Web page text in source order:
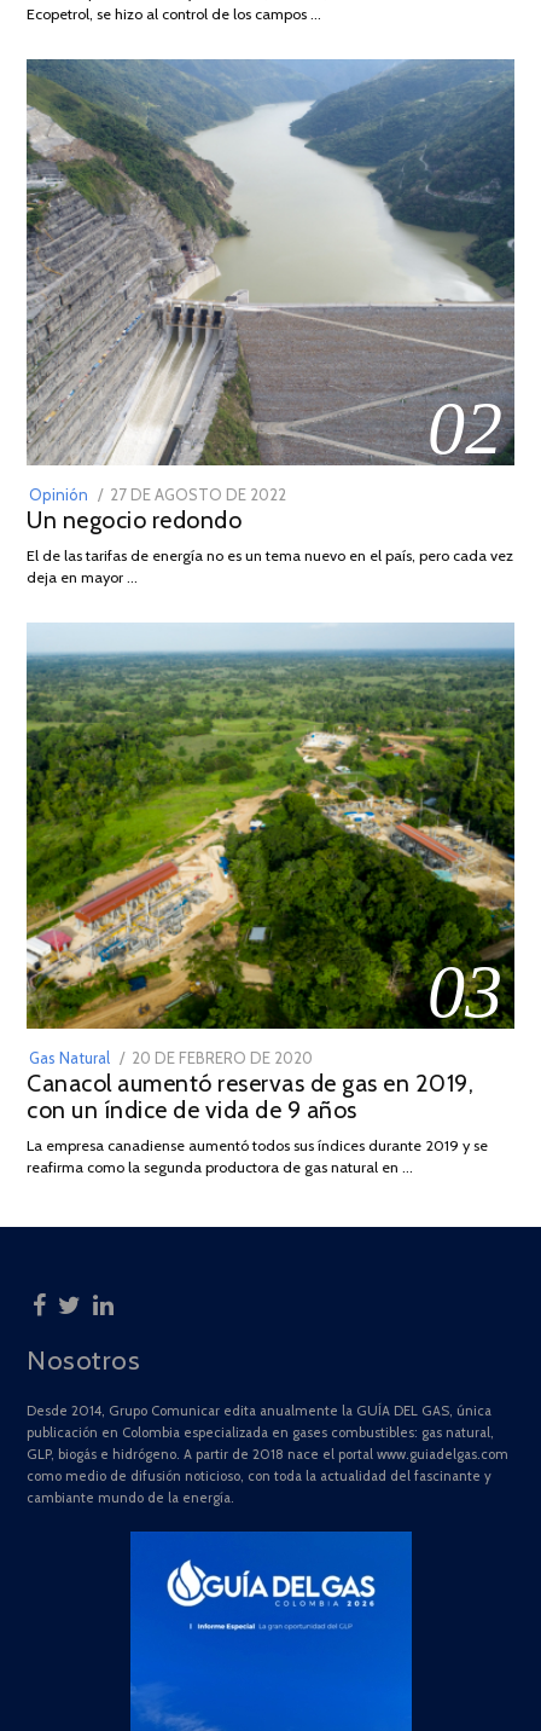
Ecopetrol, se hizo al control de los campos …
02
Opinión
POSTED
ON
27 DE AGOSTO DE 2022
DE
Un negocio redondo
El de las tarifas de energía no es un tema nuevo en el país, pero cada vez
deja en mayor …
03
Gas Natural
POSTED
ON
20 DE FEBRERO DE 2020
DE
JULIO
2025
Canacol aumentó reservas de gas en 2019,
con un índice de vida de 9 años
La empresa canadiense aumentó todos sus índices durante 2019 y se
reafirma como la segunda productora de gas natural en …
Nosotros
Desde 2014, Grupo Comunicar edita anualmente la GUÍA DEL GAS, única
publicación en Colombia especializada en gases combustibles: gas natural,
GLP, biogás e hidrógeno. A partir de 2018 nace el portal www.guiadelgas.com
como medio de difusión noticioso, con toda la actualidad del fascinante y
cambiante mundo de la energía.